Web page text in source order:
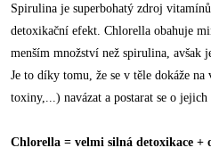
Spirulina je superbohatý zdroj
detoxikační efekt. Chlorella obahuje
menším množství než spirulina, avšak
Je to díky tomu, že se v těle dokáže na
toxiny,...) navázat a postarat se o jejich
Chlorella = velmi silná detoxikace